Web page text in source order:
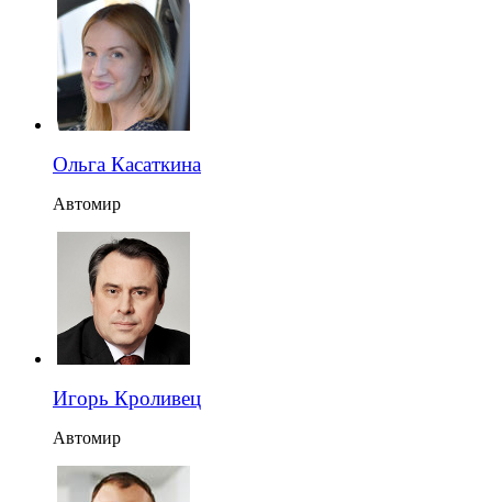
Ольга Касаткина
Автомир
Игорь Кроливец
Автомир